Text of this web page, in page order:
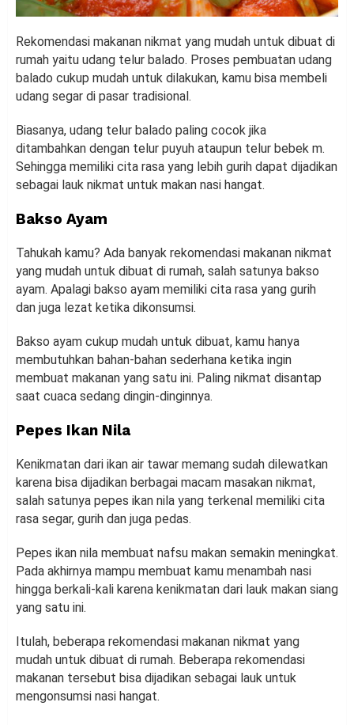
Rekomendasi makanan nikmat yang mudah untuk dibuat di
rumah yaitu udang telur balado. Proses pembuatan udang
balado cukup mudah untuk dilakukan, kamu bisa membeli
udang segar di pasar tradisional.
Biasanya, udang telur balado paling cocok jika
ditambahkan dengan telur puyuh ataupun telur bebek m.
Sehingga memiliki cita rasa yang lebih gurih dapat dijadikan
sebagai lauk nikmat untuk makan nasi hangat.
Bakso Ayam
Tahukah kamu? Ada banyak rekomendasi makanan nikmat
yang mudah untuk dibuat di rumah, salah satunya bakso
ayam. Apalagi bakso ayam memiliki cita rasa yang gurih
dan juga lezat ketika dikonsumsi.
Bakso ayam cukup mudah untuk dibuat, kamu hanya
membutuhkan bahan-bahan sederhana ketika ingin
membuat makanan yang satu ini. Paling nikmat disantap
saat cuaca sedang dingin-dinginnya.
Pepes Ikan Nila
Kenikmatan dari ikan air tawar memang sudah dilewatkan
karena bisa dijadikan berbagai macam masakan nikmat,
salah satunya pepes ikan nila yang terkenal memiliki cita
rasa segar, gurih dan juga pedas.
Pepes ikan nila membuat nafsu makan semakin meningkat.
Pada akhirnya mampu membuat kamu menambah nasi
hingga berkali-kali karena kenikmatan dari lauk makan siang
yang satu ini.
Itulah, beberapa rekomendasi makanan nikmat yang
mudah untuk dibuat di rumah. Beberapa rekomendasi
makanan tersebut bisa dijadikan sebagai lauk untuk
mengonsumsi nasi hangat.